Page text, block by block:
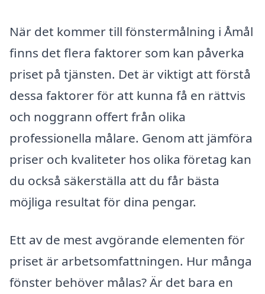
När det kommer till fönstermålning i Åmål
finns det flera faktorer som kan påverka
priset på tjänsten. Det är viktigt att förstå
dessa faktorer för att kunna få en rättvis
och noggrann offert från olika
professionella målare. Genom att jämföra
priser och kvaliteter hos olika företag kan
du också säkerställa att du får bästa
möjliga resultat för dina pengar.
Ett av de mest avgörande elementen för
priset är arbetsomfattningen. Hur många
fönster behöver målas? Är det bara en